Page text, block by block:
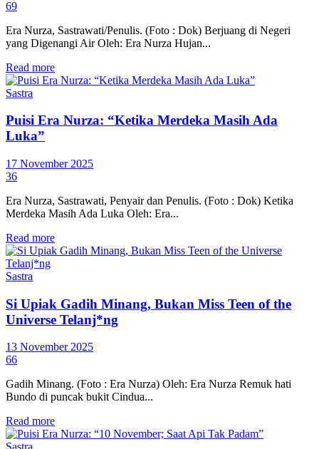
69
Era Nurza, Sastrawati/Penulis. (Foto : Dok) Berjuang di Negeri
yang Digenangi Air Oleh: Era Nurza Hujan...
Read more
Sastra
Puisi Era Nurza: “Ketika Merdeka Masih Ada
Luka”
17 November 2025
36
Era Nurza, Sastrawati, Penyair dan Penulis. (Foto : Dok) Ketika
Merdeka Masih Ada Luka Oleh: Era...
Read more
Sastra
Si Upiak Gadih Minang, Bukan Miss Teen of the
Universe Telanj*ng
13 November 2025
66
Gadih Minang. (Foto : Era Nurza) Oleh: Era Nurza Remuk hati
Bundo di puncak bukit Cindua...
Read more